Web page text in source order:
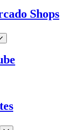
Shops